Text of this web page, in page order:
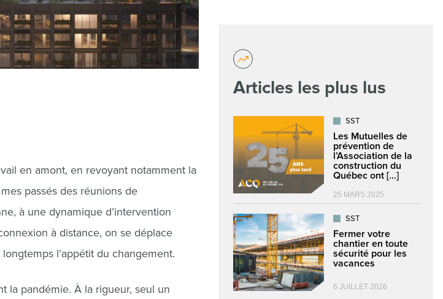
en amont, en revoyant notamment la
passés des réunions de
à une dynamique d’intervention
à distance, on se déplace
l’appétit du changement.
la pandémie. À la rigueur, seul un
Articles les plus lus
SST
Les Mutuelles de
prévention de
l’Association de la
construction du
Québec ont [...]
25 MARS 2025
SST
Fermer votre
chantier en toute
sécurité pour les
vacances
6 JUILLET 2026